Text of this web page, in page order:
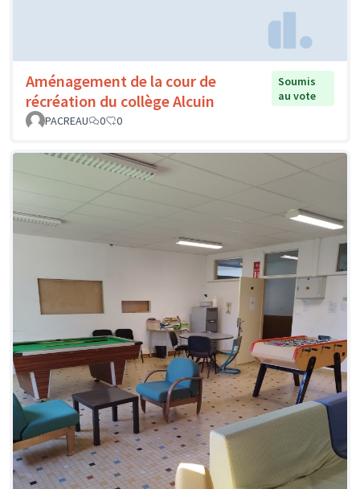
Aménagement de la cour de
récréation du collège Alcuin
Soumis
au vote
PACREAU
0 0